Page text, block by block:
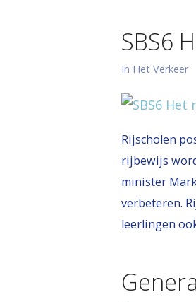
SBS6
In Het Verkeer
Rijscholen
rijbewijs
minister
verbeteren.
leerlingen